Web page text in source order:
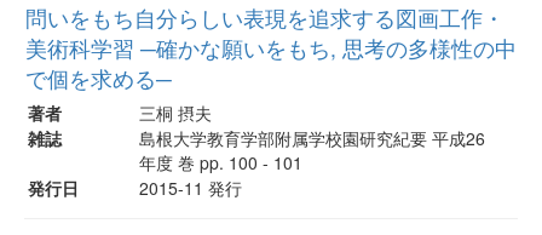
問いをもち自分らしい表現を追求する図画工作・
美術科学習 ─確かな願いをもち, 思考の多様性の中
で個を求める─
著者
三桐 摂夫
雑誌
島根大学教育学部附属学校園研究紀要 平成26
年度 巻 pp. 100 - 101
発行日
2015-11 発行